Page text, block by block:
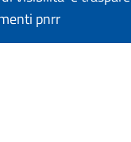
pnrr